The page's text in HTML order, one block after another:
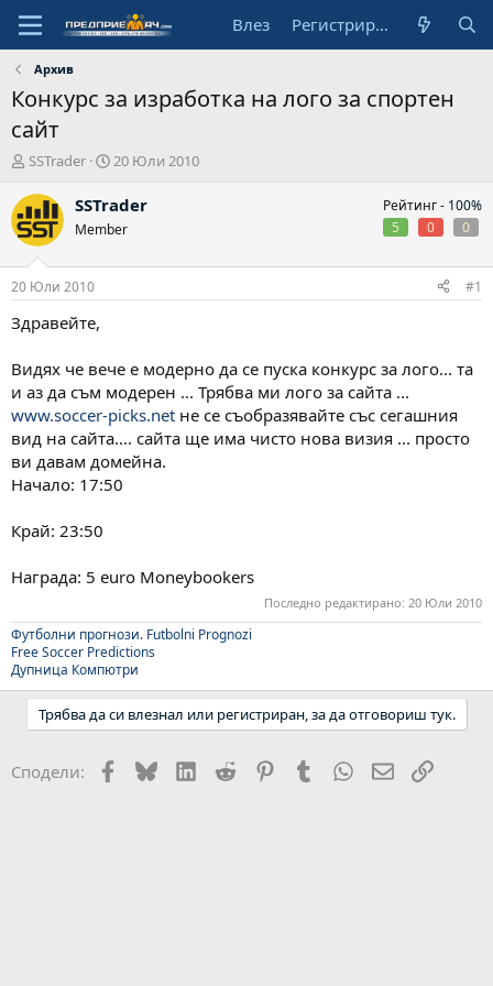
Влез Регистрирай се
Архив
Конкурс за изработка на лого за спортен
сайт
А
т
о
р
SSTrader
Н
ч
л
д
20 Юли 2010
SSTrader
Member
Рейтинг - 100%
5
0 0
20 Юли 2010 #1
Здравейте,
Видях че вече е модерно да се пуска конкурс за лого... та
и аз да съм модерен ... Трябва ми лого за сайта ...
www.soccer-picks.net не се съобразявайте със сегашния
вид на сайта.... сайта ще има чисто нова визия ... просто
ви давам домейна.
Начало: 17:50
Край: 23:50
Награда: 5 euro Moneybookers
Последно редактирано: 20 Юли 2010
Футболни прогнози. Futbolni Prognozi
Free Soccer Predictions
Дупница Компютри
Трябва да си влезнал или регистриран, за да отговориш тук.
Сподели: Facebook
BlueskyLinkedIn
Reddit PinterestTumblr WhatsApp
EmailLink